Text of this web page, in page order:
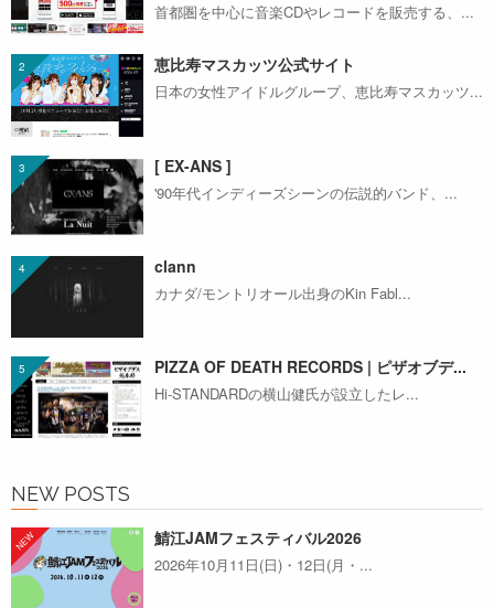
首都圏を中心に音楽CDやレコードを販売する、...
恵比寿マスカッツ公式サイト
日本の女性アイドルグループ、恵比寿マスカッツ...
[ EX-ANS ]
'90年代インディーズシーンの伝説的バンド、...
clann
カナダ/モントリオール出身のKin Fabl...
PIZZA OF DEATH RECORDS | ピザオブデ...
Hi-STANDARDの横山健氏が設立したレ...
NEW POSTS
鯖江JAMフェスティバル2026
2026年10月11日(日)・12日(月・...